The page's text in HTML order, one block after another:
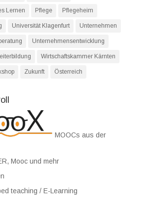
Lernen Pflege Pflegeheim
Universität Klagenfurt Unternehmen
Unternehmensentwicklung
Wirtschaftskammer Kärnten
Zukunft Österreich
MOOCs aus der
Mooc und mehr
teaching / E-Learning